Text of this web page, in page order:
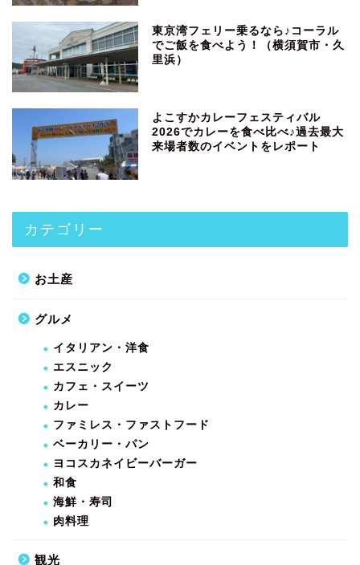
東京湾フェリー乗るなら♪コーラル
でご飯を食べよう！（横須賀市・久
里浜）
よこすかカレーフェスティバル
2026でカレーを食べ比べ♪過去最大
来場者数のイベントをレポート
カテゴリー
お土産
グルメ
イタリアン・洋食
エスニック
カフェ・スイーツ
カレー
ファミレス・ファストフード
ベーカリー・パン
ヨコスカネイビーバーガー
和食
海鮮・寿司
肉料理
観光